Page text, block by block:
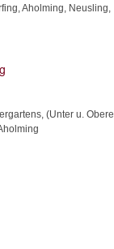
Aholming, Neusling,
(Unter u. Obere